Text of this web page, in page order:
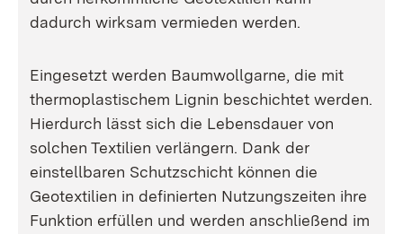
dadurch wirksam vermieden werden.
Eingesetzt werden Baumwollgarne, die mit
thermoplastischem Lignin beschichtet werden.
Hierdurch lässt sich die Lebensdauer von
solchen Textilien verlängern. Dank der
einstellbaren Schutzschicht können die
Geotextilien in definierten Nutzungszeiten ihre
Funktion erfüllen und werden anschließend im